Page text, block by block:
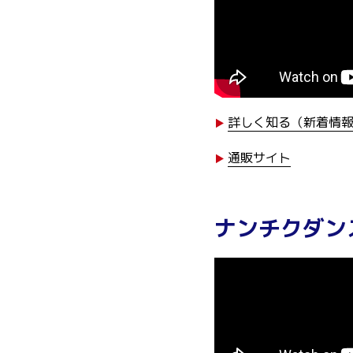
詳しく知る（新着情報
通販サイト
ナンチクダン